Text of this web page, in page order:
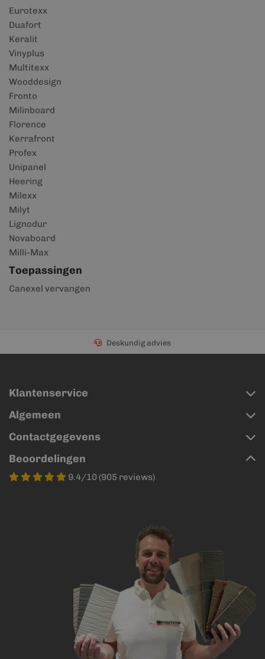
Eurotexx
Duafort
Keralit
Vinyplus
Multitexx
Wooddesign
Fronto
Milinboard
Florence
Kerrafront
Profex
Unipanel
Heering
Milexx
Milyt
Lignodur
Novaboard
Milli-Max
Toepassingen
Canexel vervangen
Deskundig advies
Klantenservice
Algemeen
Contactgegevens
Beoordelingen
9.4/10 (905 reviews)